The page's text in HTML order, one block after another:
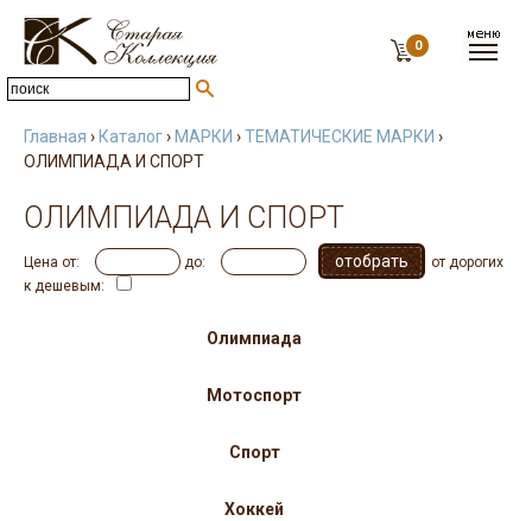
0
Главная › Каталог› МАРКИ ›ТЕМАТИЧЕСКИЕ МАРКИ ›
ОЛИМПИАДА И СПОРТ
ОЛИМПИАДА И СПОРТ
Цена от: до:
от дорогих
к дешевым:
Олимпиада
Мотоспорт
Спорт
Хоккей